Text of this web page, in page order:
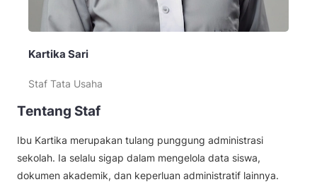
Kartika Sari
Staf Tata Usaha
Tentang Staf
Ibu Kartika merupakan tulang punggung administrasi
sekolah. Ia selalu sigap dalam mengelola data siswa,
dokumen akademik, dan keperluan administratif lainnya.